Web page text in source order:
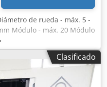
de rueda - máx. 5 -
Módulo - máx. 20 Módulo
Dcedjyyqtzspfx Ai Ajk
pieza - máx. 630 mm
total de energía
2,5 t Dimensiones aprox.
rectos para
Clasificado